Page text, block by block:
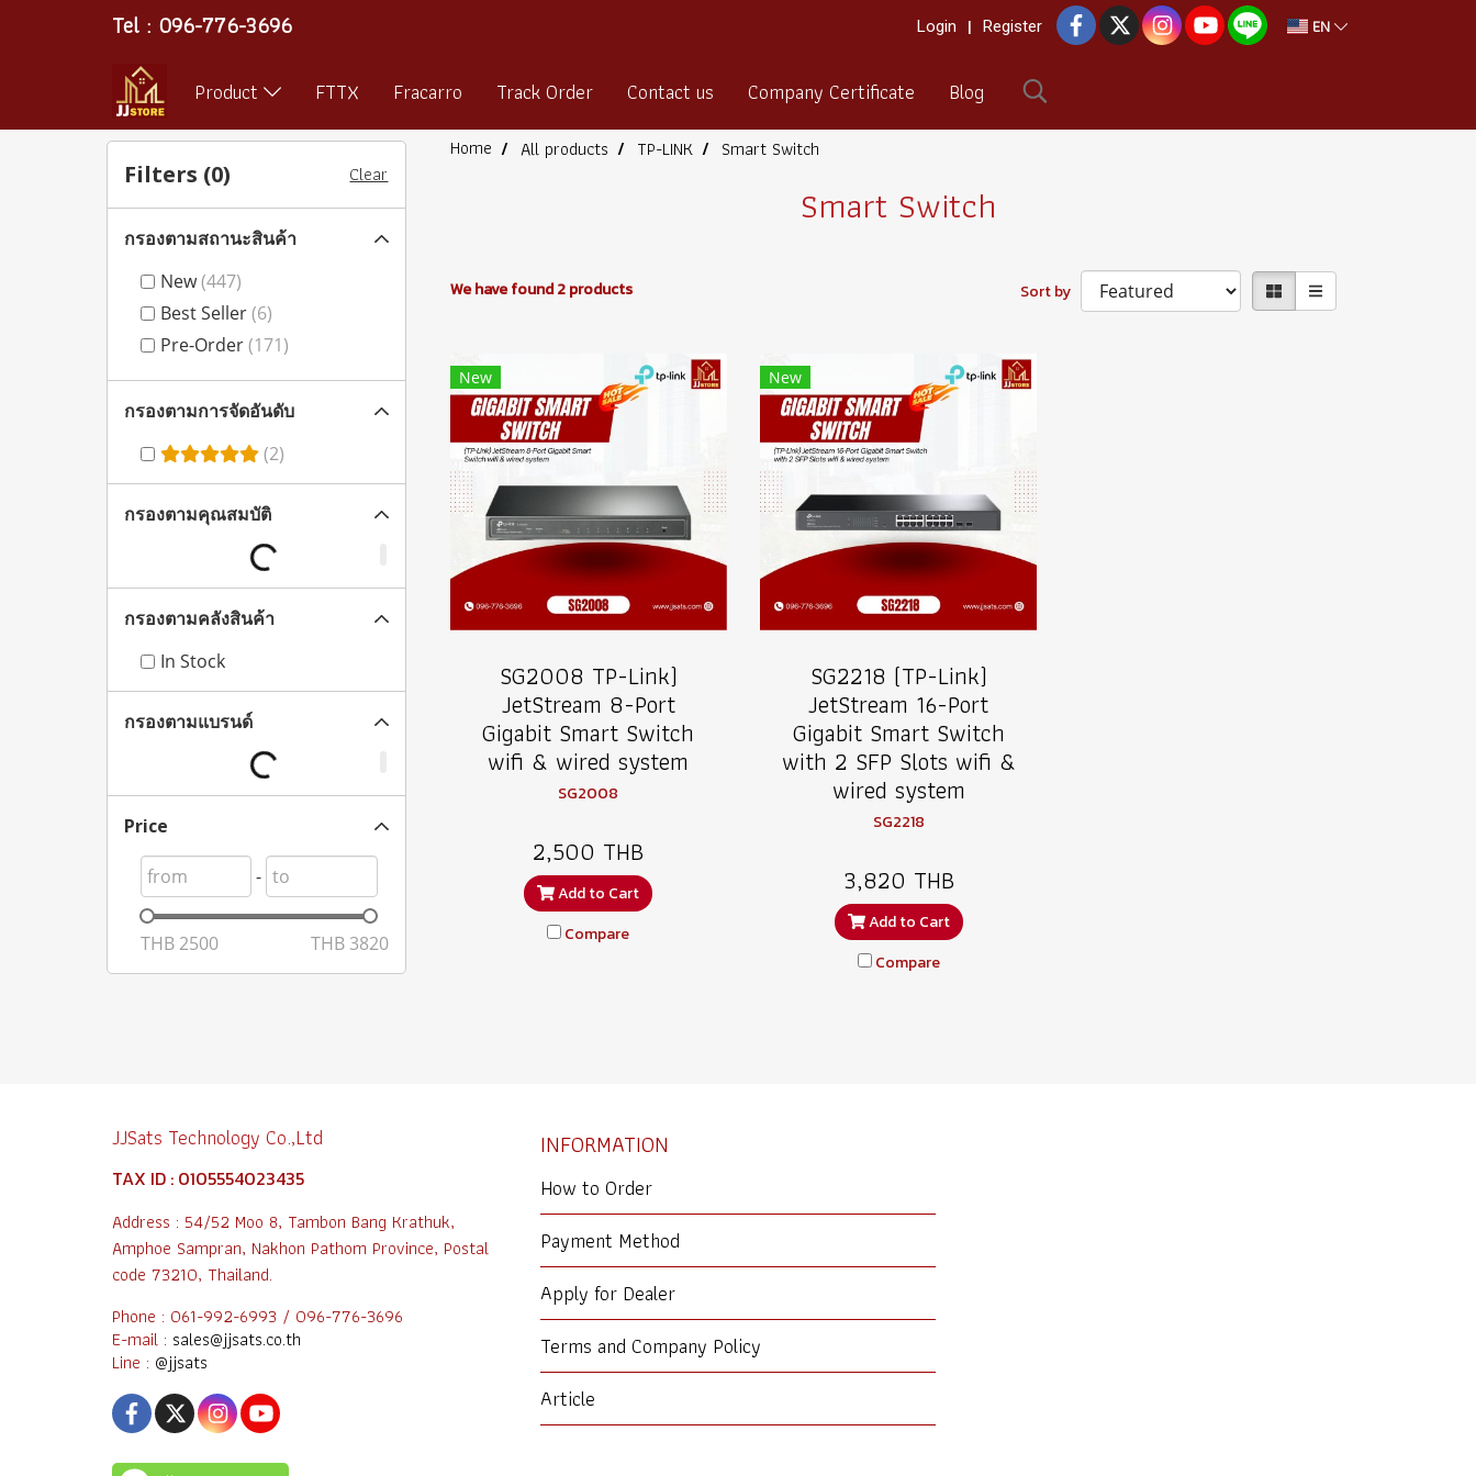
Tel : 096-776-3696 Login Register EN
Product FTTX Fracarro Track Order Contact us Company Certificate Blog
Home All products TP-LINK Smart Switch
Smart Switch
We have found 2 products Sort by
New
SG2008 TP-Link)
JetStream 8-Port
Gigabit Smart Switch
wifi & wired system
SG2008
2,500 THB
Add to Cart
Compare
New
SG2218 (TP-Link)
JetStream 16-Port
Gigabit Smart Switch
with 2 SFP Slots wifi &
wired system
SG2218
3,820 THB
Add to Cart
Compare
Filters (0) Clear
กรองตามสถานะสินค้า
New(447)
Best Seller(6)
Pre-Order(171)
กรองตามการจัดอันดับ
(2)
กรองตามคุณสมบัติ
กรองตามคลังสินค้า
In Stock
กรองตามแบรนด์
Price
-
THB 2500 THB 3820
JJSats Technology Co.,Ltd
TAX ID : 0105554023435
Address : 54/52 Moo 8, Tambon Bang Krathuk,
Amphoe Sampran, Nakhon Pathom Province, Postal
code 73210, Thailand.
Phone : 061-992-6993 / 096-776-3696
E-mail : sales@jjsats.co.th
Line : @jjsats
INFORMATION
How to Order
Payment Method
Apply for Dealer
Terms and Company Policy
Article